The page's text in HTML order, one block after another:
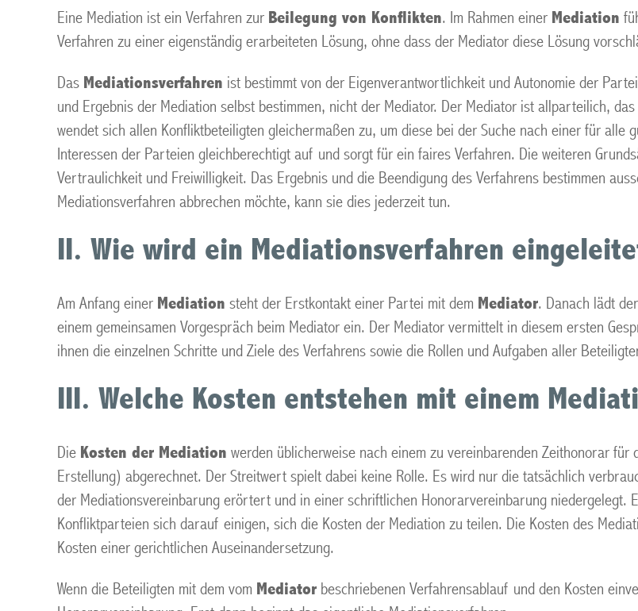
Eine Mediation ist ein Verfahren zur Beilegung von Konflikten. Im Rahmen einer Mediation
Verfahren zu einer eigenständig erarbeiteten Lösung, ohne dass der Mediator diese Lösung
Das Mediationsverfahren ist bestimmt von der Eigenverantwortlichkeit und Autonomie der
und Ergebnis der Mediation selbst bestimmen, nicht der Mediator. Der Mediator ist allparteilich,
wendet sich allen Konfliktbeteiligten gleichermaßen zu, um diese bei der Suche nach einer für alle
Interessen der Parteien gleichberechtigt auf und sorgt für ein faires Verfahren. Die weiteren
Vertraulichkeit und Freiwilligkeit. Das Ergebnis und die Beendigung des Verfahrens bestimmen
Mediationsverfahren abbrechen möchte, kann sie dies jederzeit tun.
II. Wie wird ein Mediationsverfahren
Am Anfang einer Mediation steht der Erstkontakt einer Partei mit dem Mediator. Danach lädt
einem gemeinsamen Vorgespräch beim Mediator ein. Der Mediator vermittelt in diesem ersten
ihnen die einzelnen Schritte und Ziele des Verfahrens sowie die Rollen und Aufgaben aller
III. Welche Kosten entstehen mit einem
Die Kosten der Mediation werden üblicherweise nach einem zu vereinbarenden Zeithonorar
Erstellung) abgerechnet. Der Streitwert spielt dabei keine Rolle. Es wird nur die tatsächlich
der Mediationsvereinbarung erörtert und in einer schriftlichen Honorarvereinbarung niedergelegt.
Konfliktparteien sich darauf einigen, sich die Kosten der Mediation zu teilen. Die Kosten des
Kosten einer gerichtlichen Auseinandersetzung.
Wenn die Beteiligten mit dem vom Mediator beschriebenen Verfahrensablauf und den Kosten